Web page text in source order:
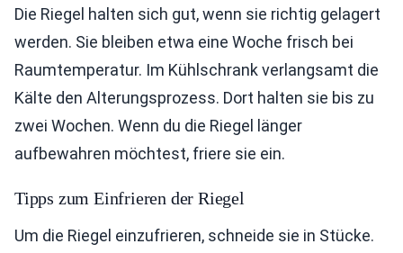
Die Riegel halten sich gut, wenn sie richtig gelagert
werden. Sie bleiben etwa eine Woche frisch bei
Raumtemperatur. Im Kühlschrank verlangsamt die
Kälte den Alterungsprozess. Dort halten sie bis zu
zwei Wochen. Wenn du die Riegel länger
aufbewahren möchtest, friere sie ein.
Tipps zum Einfrieren der Riegel
Um die Riegel einzufrieren, schneide sie in Stücke.